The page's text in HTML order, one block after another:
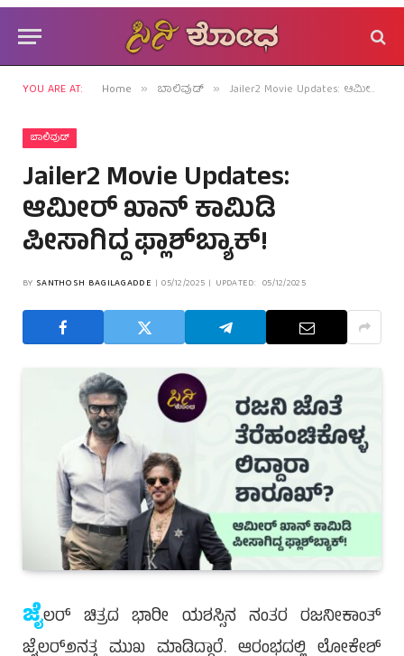
YOU ARE AT: Home » ಬಾಲಿವುಡ್ » Jailer2 Movie Updates: ಆಮೀರ್ ಖಾನ್ ಕಾಮಿಡಿ ಪೀಸಾಗಿದ್ದ ಫ್ಲಾಶ್‌ಬ್ಯಾಕ್!
ಬಾಲಿವುಡ್
Jailer2 Movie Updates:
ಆಮೀರ್ ಖಾನ್ ಕಾಮಿಡಿ
ಪೀಸಾಗಿದ್ದ ಫ್ಲಾಶ್‌ಬ್ಯಾಕ್!
BY SANTHOSH BAGILAGADDE 05/12/2025 UPDATED: 05/12/2025
ಜೈಲರ್ ಚಿತ್ರದ ಭಾರೀ ಯಶಸ್ಸಿನ ನಂತರ ರಜನೀಕಾಂತ್
ಜೈಲರ್೨ನತ್ತ ಮುಖ ಮಾಡಿದ್ದಾರೆ. ಆರಂಭದಲ್ಲಿ ಲೋಕೇಶ್